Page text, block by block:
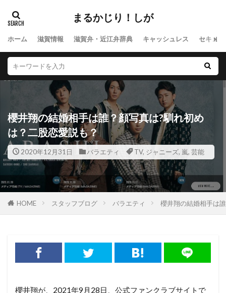
まるかじり！しが
ホーム 滋賀情報 滋賀弁・近江弁辞典 キャッシュレス セキュ
櫻井翔の結婚相手は誰？顔写真は?馴れ初め
は？二股恋愛説も？
2020年12月31日 バラエティ TV, ジャニーズ, 嵐, 芸能
HOME スタッフブログ バラエティ 櫻井翔の結婚相手は
櫻井翔が、2021年9月28日、公式ファンクラブサイトで